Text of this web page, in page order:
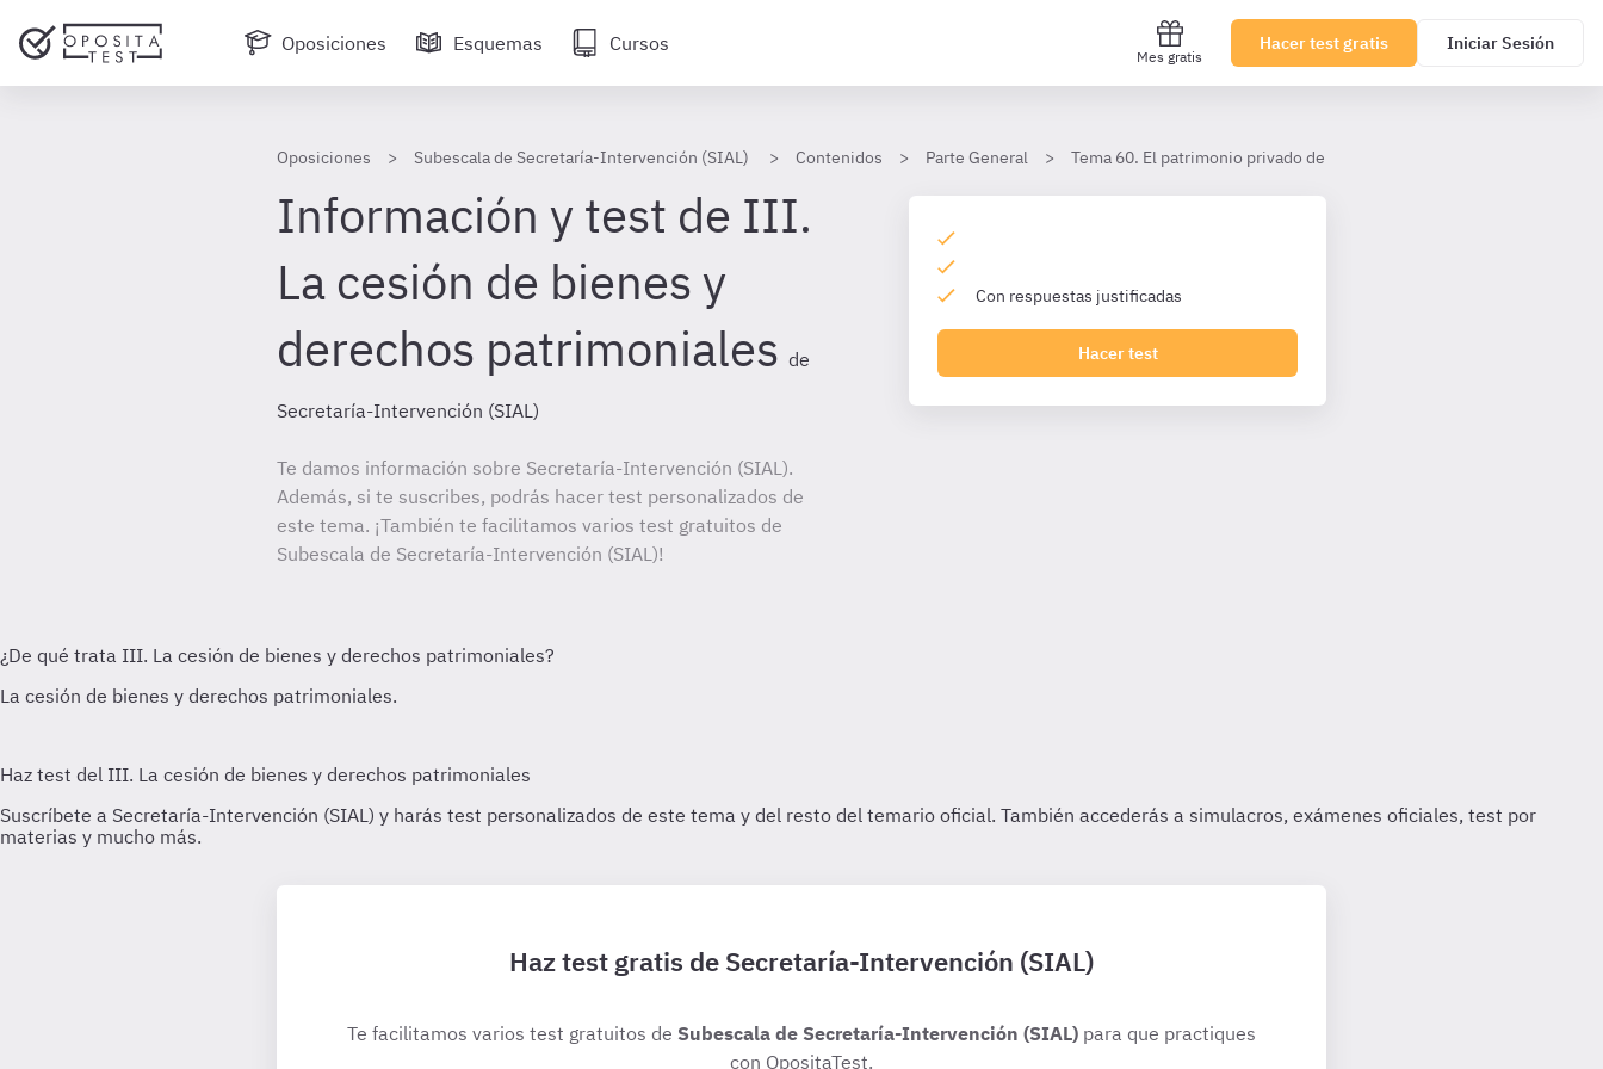
Oposiciones Esquemas Cursos
Mes gratis
Hacer test gratis Iniciar Sesión
Oposiciones Subescala de Secretaría-Intervención (SIAL) Contenidos Parte General Tema 60. El patrimonio privado de las Administraciones Públicas
Información y test de III.
La cesión de bienes y
derechos patrimoniales de
Secretaría-Intervención (SIAL)
Te damos información sobre Secretaría-Intervención (SIAL).
Además, si te suscribes, podrás hacer test personalizados de
este tema. ¡También te facilitamos varios test gratuitos de
Subescala de Secretaría-Intervención (SIAL)!
Con respuestas justificadas
Hacer test
Haz test gratis de Secretaría-Intervención (SIAL)
Te facilitamos varios test gratuitos de Subescala de Secretaría-Intervención (SIAL) para que practiques
con OpositaTest.